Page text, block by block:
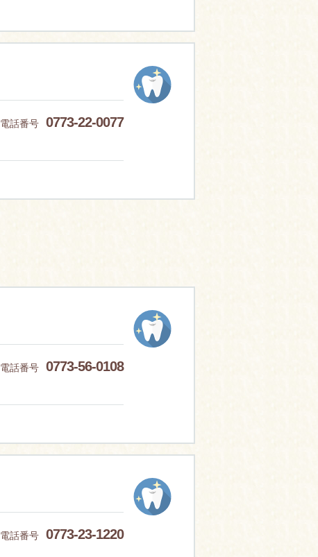
電話番号 0773-22-0077
電話番号 0773-56-0108
電話番号 0773-23-1220